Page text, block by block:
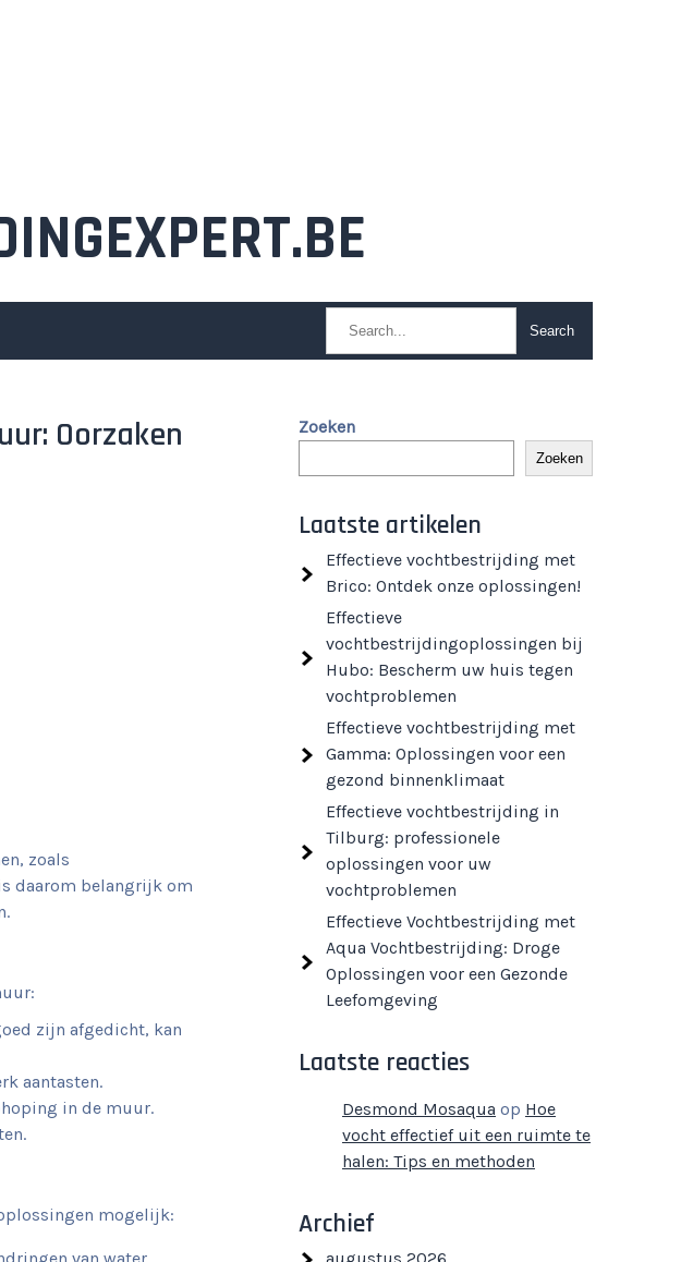
Oorzaken
zoals
daarom belangrijk om
zijn afgedicht, kan
aantasten.
in de muur.
mogelijk:
Zoeken
Zoeken
Laatste artikelen
Effectieve vochtbestrijding met
Brico: Ontdek onze oplossingen!
Effectieve
vochtbestrijdingoplossingen bij
Hubo: Bescherm uw huis tegen
vochtproblemen
Effectieve vochtbestrijding met
Gamma: Oplossingen voor een
gezond binnenklimaat
Effectieve vochtbestrijding in
Tilburg: professionele
oplossingen voor uw
vochtproblemen
Effectieve Vochtbestrijding met
Aqua Vochtbestrijding: Droge
Oplossingen voor een Gezonde
Leefomgeving
Laatste reacties
Desmond Mosaqua op Hoe
vocht effectief uit een ruimte te
halen: Tips en methoden
Archief